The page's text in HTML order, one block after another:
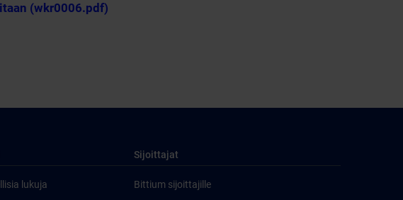
(wkr0006.pdf)
lukuja
Sijoittajat
Bittium sijoittajille